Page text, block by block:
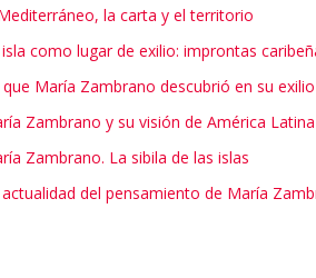
la carta y el territorio
isla como lugar de exilio: improntas
María Zambrano descubrió en su
Zambrano y su visión de América Latina
Zambrano. La sibila de las islas
del pensamiento de María